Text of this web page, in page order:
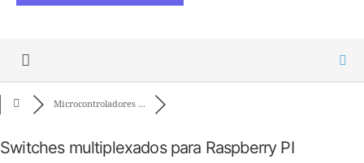
Microcontroladores ...
Switches multiplexados para Raspberry PI